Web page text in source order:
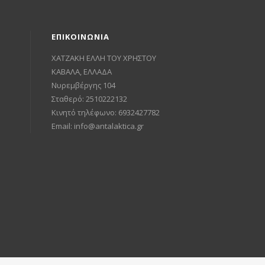
ΕΠΙΚΟΙΝΩΝΙΑ
ΧΑΤΖΑΚΗ ΕΛΛΗ ΤΟΥ ΧΡΗΣΤΟΥ
ΚΑΒΑΛΑ, ΕΛΛΑΔΑ
Νυρεμβέργης 104
Σταθερό: 2510222132
Κινητό τηλέφωνο: 6932427782
Email: info@antalaktica.gr